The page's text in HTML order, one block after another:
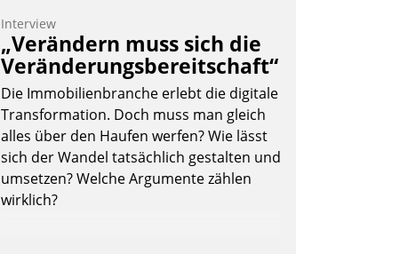
Interview
„Verändern muss sich die
Veränderungsbereitschaft“
Die Immobilienbranche erlebt die digitale
Transformation. Doch muss man gleich
alles über den Haufen werfen? Wie lässt
sich der Wandel tatsächlich gestalten und
umsetzen? Welche Argumente zählen
wirklich?